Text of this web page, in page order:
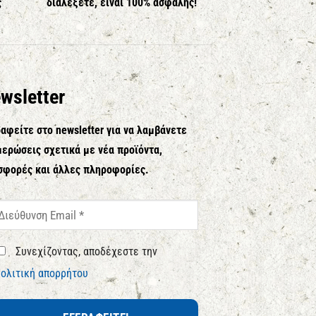
στο newsletter για να λαμβάνετε
σχετικά με νέα προϊόντα,
και άλλες πληροφορίες.
Συνεχίζοντας, αποδέχεστε την
απορρήτου